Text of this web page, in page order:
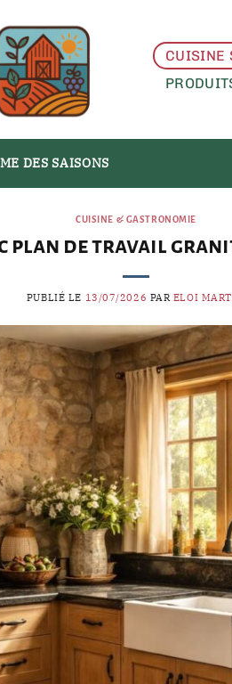
CUISINE
DES SAISONS
CUISINE & GASTRONOMIE
plan de travail
PUBLIÉ LE 13/07/2026 PAR ELOI